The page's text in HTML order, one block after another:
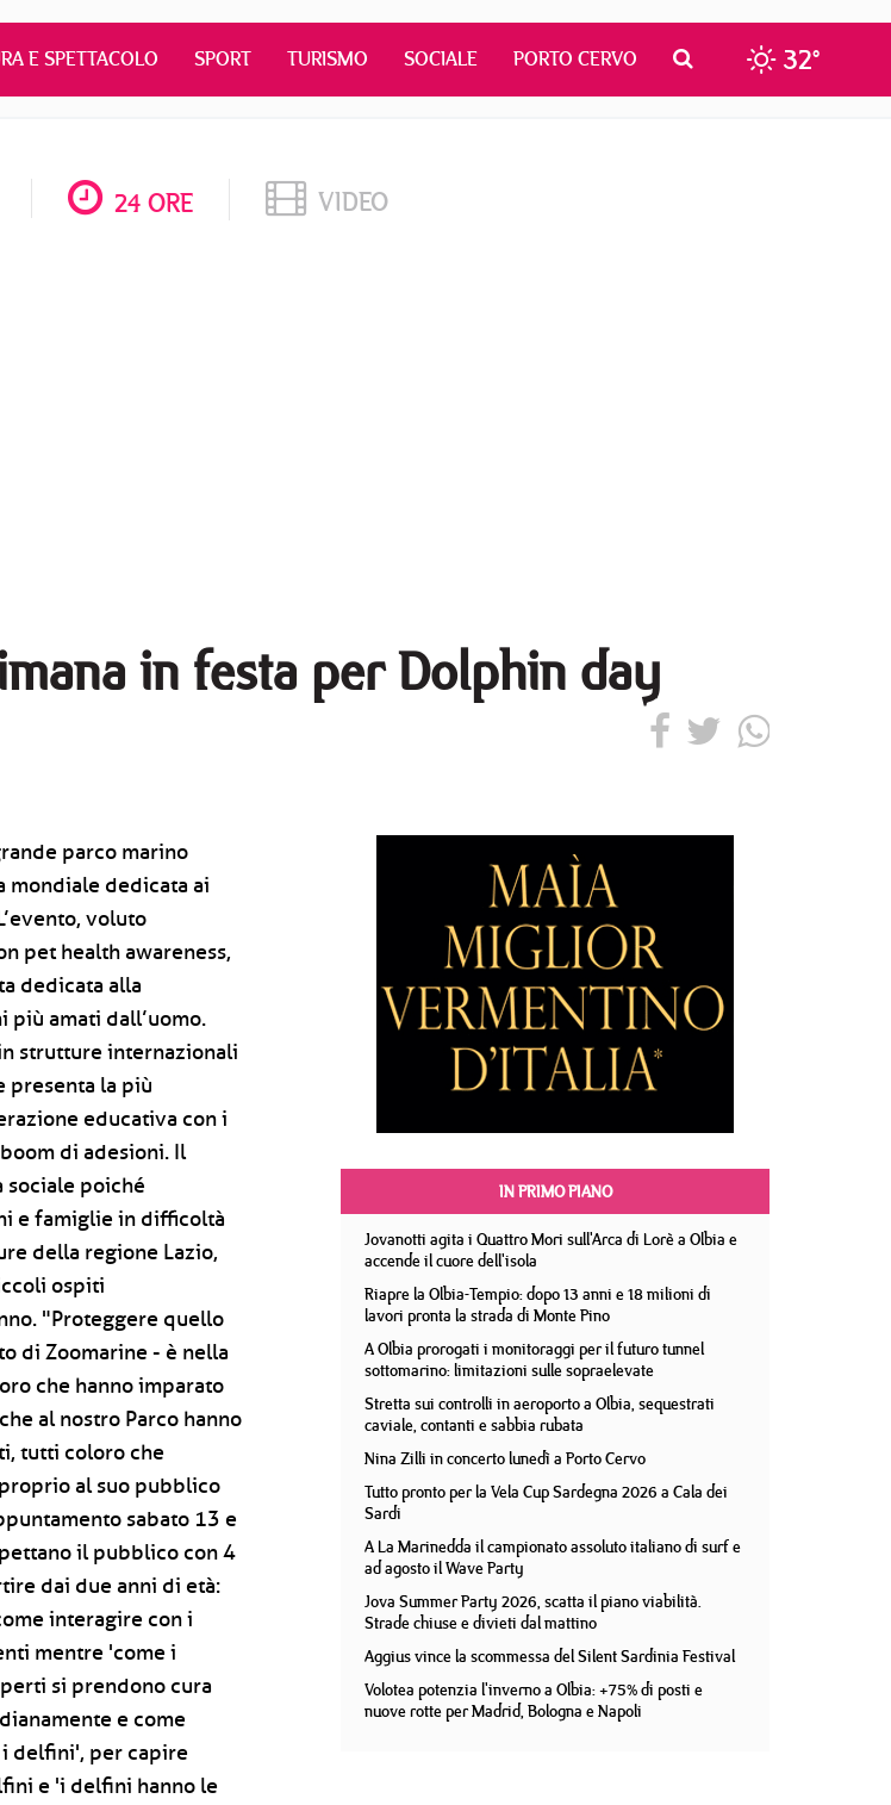
E SPETTACOLO SPORT TURISMO SOCIALE PORTO CERVO 32°
24 ORE VIDEO
in festa per Dolphin day
parco marino
mondiale dedicata ai
voluto
pet health awareness,
dedicata alla
amati dall’uomo.
strutture internazionali
presenta la più
educativa con i
di adesioni. Il
sociale poiché
e famiglie in difficoltà
della regione Lazio,
ospiti
"Proteggere quello
di Zoomarine - è nella
che hanno imparato
al nostro Parco hanno
tutti coloro che
al suo pubblico
sabato 13 e
il pubblico con 4
dai due anni di età:
interagire con i
mentre 'come i
si prendono cura
e come
delfini', per capire
e 'i delfini hanno le
IN PRIMO PIANO
Jovanotti agita i Quattro Mori sull'Arca di Lorè a Olbia e
accende il cuore dell'isola
Riapre la Olbia-Tempio: dopo 13 anni e 18 milioni di
lavori pronta la strada di Monte Pino
A Olbia prorogati i monitoraggi per il futuro tunnel
sottomarino: limitazioni sulle sopraelevate
Stretta sui controlli in aeroporto a Olbia, sequestrati
caviale, contanti e sabbia rubata
Nina Zilli in concerto lunedì a Porto Cervo
Tutto pronto per la Vela Cup Sardegna 2026 a Cala dei
Sardi
A La Marinedda il campionato assoluto italiano di surf e
ad agosto il Wave Party
Jova Summer Party 2026, scatta il piano viabilità.
Strade chiuse e divieti dal mattino
Aggius vince la scommessa del Silent Sardinia Festival
Volotea potenzia l'inverno a Olbia: +75% di posti e
nuove rotte per Madrid, Bologna e Napoli